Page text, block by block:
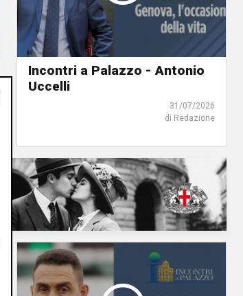
Incontri a Palazzo - Antonio
Uccelli
31/07/2026
di Redazione